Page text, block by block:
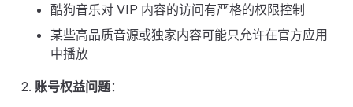
酷狗音乐对 VIP 内容的访问有严格的权限控制
某些高品质音源或独家内容可能只允许在官方应用
中播放
账号权益问题：